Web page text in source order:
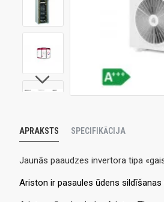
APRAKSTS SPECIFIKĀCIJA
Jaunās paaudzes invertora tipa
Ariston ir pasaules ūdens